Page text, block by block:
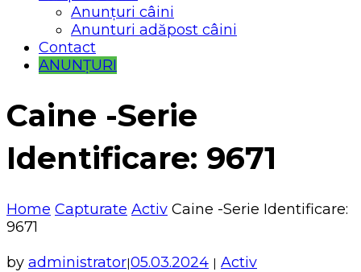
Anunțuri câini
Anunturi adăpost câini
Contact
ANUNȚURI
Caine -Serie
Identificare: 9671
Home Capturate Activ Caine -Serie Identificare:
9671
by administrator|05.03.2024 | Activ